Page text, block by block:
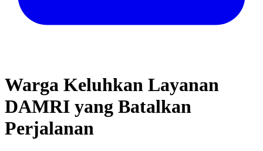
Warga Keluhkan Layanan
DAMRI yang Batalkan
Perjalanan